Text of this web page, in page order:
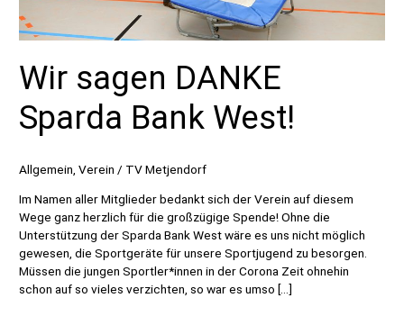
Wir sagen DANKE
Sparda Bank West!
Allgemein ,Verein / TV Metjendorf
Im Namen aller Mitglieder bedankt sich der Verein auf diesem
Wege ganz herzlich für die großzügige Spende! Ohne die
Unterstützung der Sparda Bank West wäre es uns nicht möglich
gewesen, die Sportgeräte für unsere Sportjugend zu besorgen.
Müssen die jungen Sportler*innen in der Corona Zeit ohnehin
schon auf so vieles verzichten, so war es umso […]